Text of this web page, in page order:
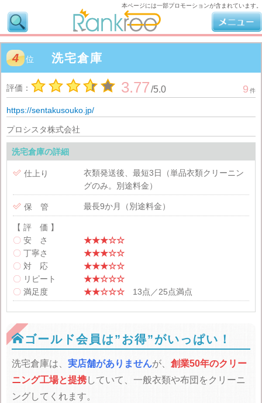
4 位 洗宅倉庫
評価： 3.77/5.0 9 件
https://sentakusouko.jp/
プロシスタ株式会社
洗宅倉庫の詳細
 仕上り
衣類発送後、最短3日（単品衣類クリーニン
グのみ。別途料金）
 保 管 最長9か月（別途料金）
【 評 価 】
〇 安 さ
★★★☆☆
〇 丁寧さ
★★★☆☆
〇 対 応
★★★☆☆
〇 リピート
★★☆☆☆
〇 満足度 ★★☆☆☆ 13点／25点満点
 ゴールド会員は”お得”がいっぱい！
洗宅倉庫は、 実店舗がありませんが、 創業50年のクリー
ニング工場と提携していて、一般衣類や布団をクリーニ
ングしてくれます。
本ページには一部プロモーションが含まれています。